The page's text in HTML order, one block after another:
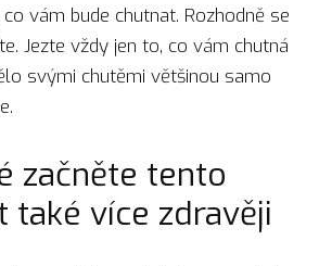
vám bude chutnat. Rozhodně se
Jezte vždy jen to, co vám chutná
svými chutěmi většinou samo
začněte tento
také více zdravěji